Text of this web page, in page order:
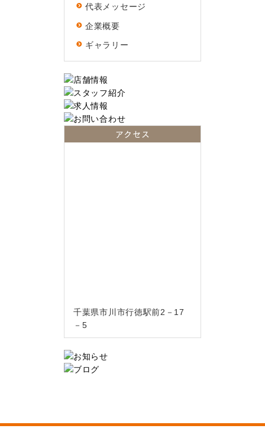
代表メッセージ
企業概要
ギャラリー
アクセス
千葉県市川市行徳駅前2－17
－5